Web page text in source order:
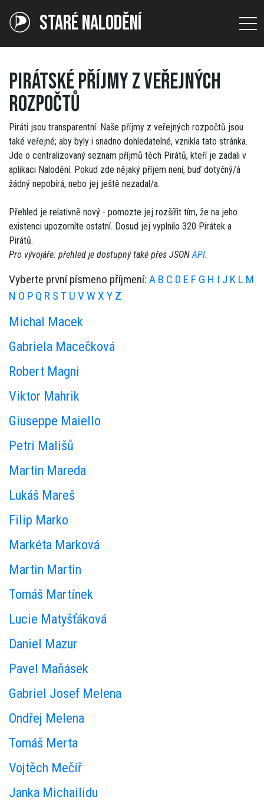
STARÉ NALODĚNÍ
PIRÁTSKÉ PŘÍJMY Z VEŘEJNÝCH
ROZPOČTŮ
Piráti jsou transparentní. Naše příjmy z veřejných rozpočtů jsou
také veřejné; aby byly i snadno dohledatelné, vznikla tato stránka.
Jde o centralizovaný seznam příjmů těch Pirátů, kteří je zadali v
aplikaci Nalodění. Pokud zde nějaký příjem není, buď dotyčný/á
žádný nepobírá, nebo jej ještě nezadal/a.
Přehled je relativně nový - pomozte jej rozšířit tím, že na jeho
existenci upozorníte ostatní. Dosud jej vyplnilo 320 Pirátek a
Pirátů.
Pro vývojáře: přehled je dostupný také přes JSONAPI.
Vyberte první písmeno příjmení: A B C D E F G H I J K L M
N O P Q R S T U VW X Y Z
Michal Macek
Gabriela Macečková
Robert Magni
Viktor Mahrik
Giuseppe Maiello
Petri Mališů
Martin Mareda
Lukáš Mareš
Filip Marko
Markéta Marková
Martin Martin
Tomáš Martínek
Lucie Matyšťáková
Daniel Mazur
Pavel Maňásek
Gabriel Josef Melena
Ondřej Melena
Tomáš Merta
Vojtěch Mečíř
Janka Michailidu